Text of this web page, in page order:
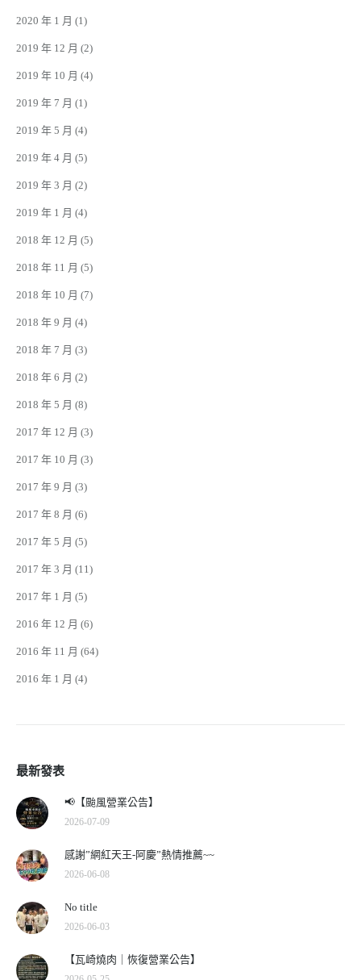
2020 年 1 月 (1)
2019 年 12 月 (2)
2019 年 10 月 (4)
2019 年 7 月 (1)
2019 年 5 月 (4)
2019 年 4 月 (5)
2019 年 3 月 (2)
2019 年 1 月 (4)
2018 年 12 月 (5)
2018 年 11 月 (5)
2018 年 10 月 (7)
2018 年 9 月 (4)
2018 年 7 月 (3)
2018 年 6 月 (2)
2018 年 5 月 (8)
2017 年 12 月 (3)
2017 年 10 月 (3)
2017 年 9 月 (3)
2017 年 8 月 (6)
2017 年 5 月 (5)
2017 年 3 月 (11)
2017 年 1 月 (5)
2016 年 12 月 (6)
2016 年 11 月 (64)
2016 年 1 月 (4)
最新發表
📢【颱風營業公告】
2026-07-09
感謝”網紅天王-阿慶”熱情推薦~~
2026-06-08
No title
2026-06-03
【瓦崎燒肉｜恢復營業公告】